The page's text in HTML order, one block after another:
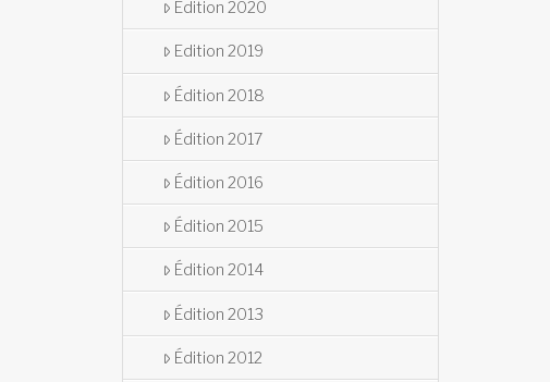
Edition 2020
Edition 2019
Édition 2018
Édition 2017
Édition 2016
Édition 2015
Édition 2014
Édition 2013
Édition 2012